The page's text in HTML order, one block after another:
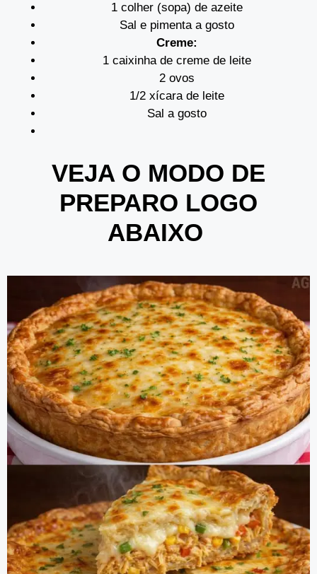
1 colher (sopa) de azeite
Sal e pimenta a gosto
Creme:
1 caixinha de creme de leite
2 ovos
1/2 xícara de leite
Sal a gosto
VEJA O MODO DE
PREPARO LOGO
ABAIXO